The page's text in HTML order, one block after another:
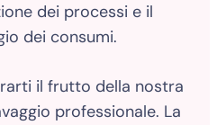
dei processi e il
dei consumi.
il frutto della nostra
professionale. La